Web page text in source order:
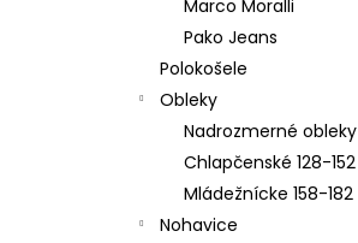
Marco Moralli
Pako Jeans
Polokošele
Obleky
Nadrozmerné obleky
Chlapčenské 128-152
Mládežnícke 158-182
Nohavice